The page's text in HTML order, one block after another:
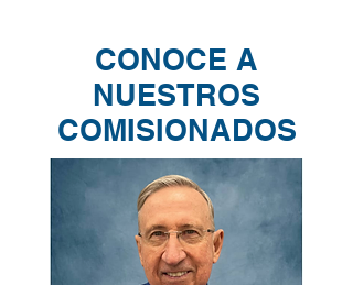
CONOCE A
NUESTROS
COMISIONADOS